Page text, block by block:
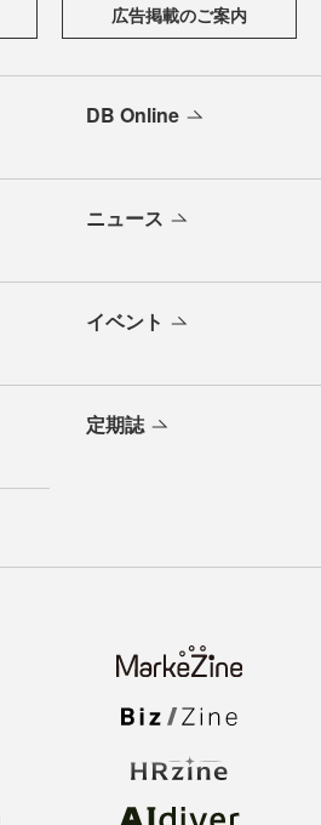
広告掲載のご案内
DB Online
ニュース
イベント
定期誌